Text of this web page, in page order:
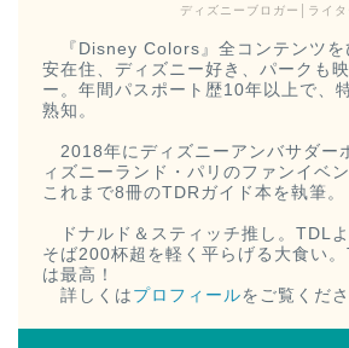
ディズニーブロガー│ライタ
『Disney Colors』全コンテンツを
安在住、ディズニー好き、パークも
ー。年間パスポート歴10年以上で、
熟知。
2018年にディズニーアンバサダー
ィズニーランド・パリのファンイベ
これまで8冊のTDRガイド本を執筆。
ドナルド＆スティッチ推し。TDL
そば200杯超を軽く平らげる大食い
は最高！
詳しくは プロフィールをご覧くださ